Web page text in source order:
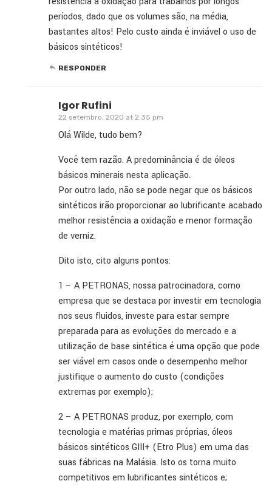
períodos, dado que os volumes são, na média,
bastantes altos! Pelo custo ainda é inviável o uso de
básicos sintéticos!
RESPONDER
Igor Rufini
22 setembro, 2020 at 2:35 pm
Olá Wilde, tudo bem?
Você tem razão. A predominância é de óleos
básicos minerais nesta aplicação.
Por outro lado, não se pode negar que os básicos
sintéticos irão proporcionar ao lubrificante acabado
melhor resistência a oxidação e menor formação
de verniz.
Dito isto, cito alguns pontos:
1 – A PETRONAS, nossa patrocinadora, como
empresa que se destaca por investir em tecnologia
nos seus fluidos, investe para estar sempre
preparada para as evoluções do mercado e a
utilização de base sintética é uma opção que pode
ser viável em casos onde o desempenho melhor
justifique o aumento do custo (condições
extremas por exemplo);
2 – A PETRONAS produz, por exemplo, com
tecnologia e matérias primas próprias, óleos
básicos sintéticos GIII+ (Etro Plus) em uma das
suas fábricas na Malásia. Isto os torna muito
competitivos em lubrificantes sintéticos e;